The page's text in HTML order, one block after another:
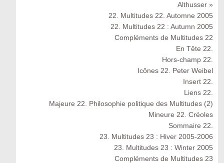
Althusser »
22. Multitudes 22. Automne 2005
22. Multitudes 22 : Autumn 2005
Compléments de Multitudes 22
En Tête 22.
Hors-champ 22.
Icônes 22. Peter Weibel
Insert 22.
Liens 22.
Majeure 22. Philosophie politique des Multitudes (2)
Mineure 22. Créoles
Sommaire 22.
23. Multitudes 23 : Hiver 2005-2006
23. Multitudes 23 : Winter 2005
Compléments de Multitudes 23